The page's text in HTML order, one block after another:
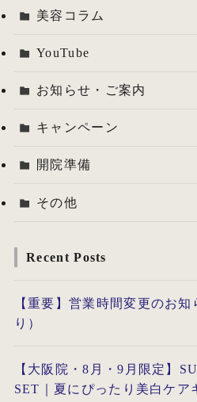
美容コラム
YouTube
お知らせ・ご案内
キャンペーン
開院準備
その他
Recent Posts
【重要】営業時間変更のお
り）
【大阪院・8月・9月限定】
SET｜夏にぴったり美白ケア